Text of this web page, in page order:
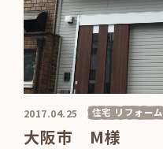
2017.04.25 住宅 リフォーム
大阪市 M様